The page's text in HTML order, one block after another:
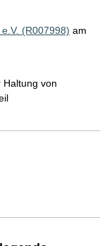
(R007998) am
von